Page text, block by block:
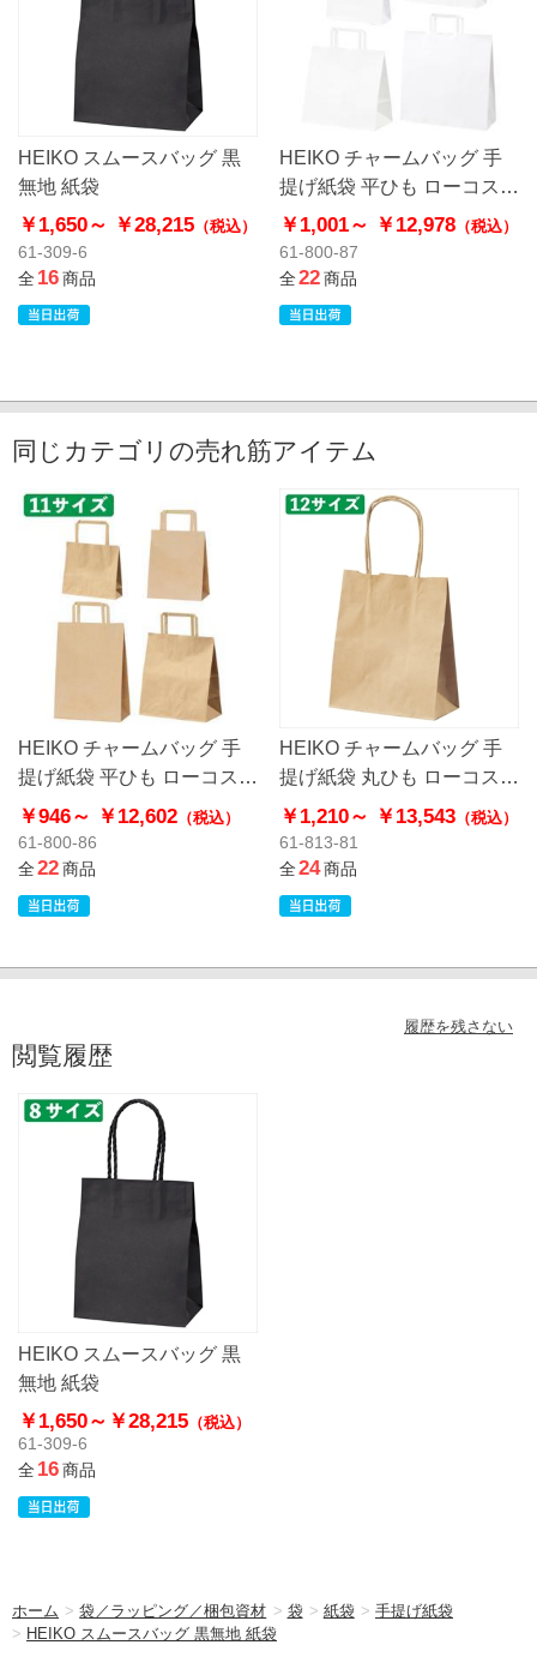
HEIKO スムースバッグ 黒
無地 紙袋
￥1,650～ ￥28,215 （税込）
61-309-6
全16商品
HEIKO チャームバッグ 手
提げ紙袋 平ひも ローコスト
タイプ 白無地
￥1,001～ ￥12,978（税込）
61-800-87
全22商品
同じカテゴリの売れ筋アイテム
HEIKO チャームバッグ 手
提げ紙袋 平ひも ローコスト
タイプ 茶無地
￥946～ ￥12,602 （税込）
61-800-86
全22商品
HEIKO チャームバッグ 手
提げ紙袋 丸ひも ローコスト
タイプ 茶無地
￥1,210～ ￥13,543（税込）
61-813-81
全24商品
履歴を残さない
閲覧履歴
HEIKO スムースバッグ 黒
無地 紙袋
￥1,650～ ￥28,215 （税込）
61-309-6
全16商品
ホーム >袋／ラッピング／梱包資材 > 袋 > 紙袋 > 手提げ紙袋
> HEIKO スムースバッグ 黒無地 紙袋